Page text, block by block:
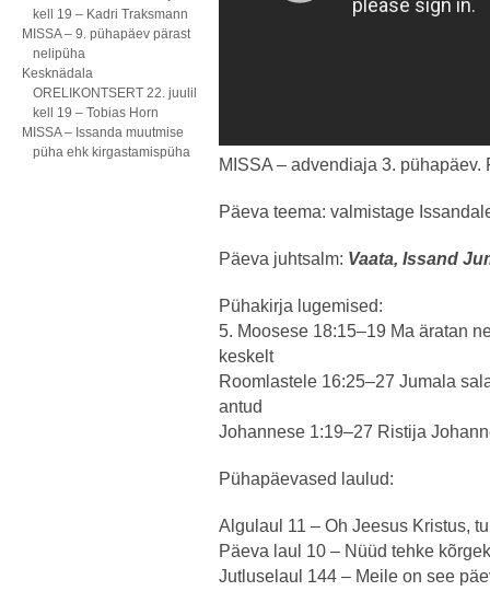
kell 19 – Kadri Traksmann
MISSA – 9. pühapäev pärast
nelipüha
Kesknädala
ORELIKONTSERT 22. juulil
kell 19 – Tobias Horn
MISSA – Issanda muutmise
püha ehk kirgastamispüha
MISSA – advendiaja 3. pühapäev.
Päeva teema: valmistage
Päeva juhtsalm: Vaata, Issand
Pühakirja lugemised:
5. Moosese 18:15–19 Ma äratan
keskelt
Roomlastele 16:25–27 Jumala
antud
Johannese 1:19–27 Ristija
Pühapäevased laulud:
Algulaul 11 – Oh Jeesus Kristus,
Päeva laul 10 – Nüüd tehke
Jutluselaul 144 – Meile on see